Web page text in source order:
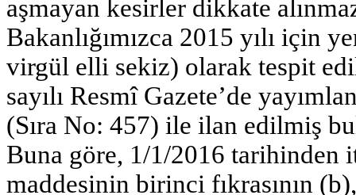
aşmayan kesirler dikkate
Bakanlığımızca 2015 yılı için
virgül elli sekiz) olarak tespit
sayılı Resmî Gazete’de
(Sıra No: 457) ile ilan edilmiş
Buna göre, 1/1/2016 tarihinden
maddesinin birinci fıkrasının